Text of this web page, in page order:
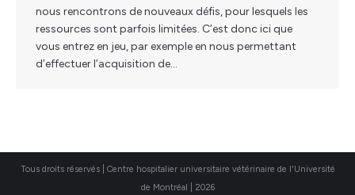
nous rencontrons de nouveaux défis, pour lesquels les
ressources sont parfois limitées. C’est donc ici que
vous entrez en jeu, par exemple en nous permettant
d’effectuer l’acquisition de…
Tous droits réservés | Centre hospitalier universitaire vétérinaire de l'Université
de Montréal | 2026